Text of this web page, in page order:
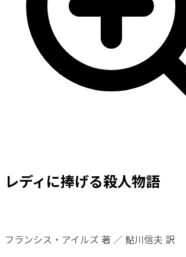
レディに捧げる殺人物語
フランシス・アイルズ 著 ／ 鮎川信夫 訳